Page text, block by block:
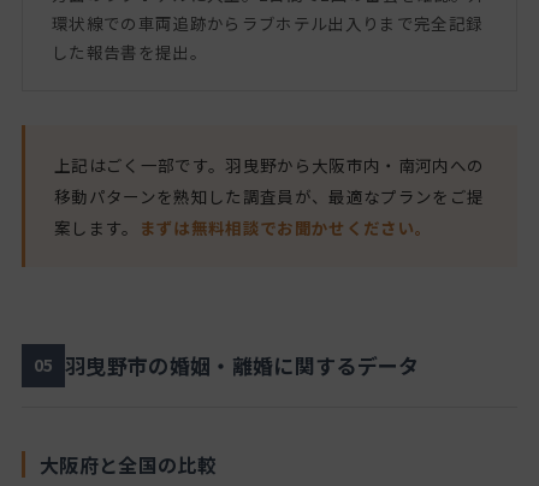
環状線での車両追跡からラブホテル出入りまで完全記録
した報告書を提出。
上記はごく一部です。羽曳野から大阪市内・南河内への
移動パターンを熟知した調査員が、最適なプランをご提
案します。 まずは無料相談でお聞かせください。
05 羽曳野市の婚姻・離婚に関するデータ
大阪府と全国の比較